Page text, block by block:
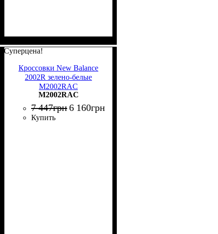
Суперцена!
Кроссовки New Balance
2002R зелено-белые
M2002RAC
M2002RAC
7 447грн6 160грн
Купить